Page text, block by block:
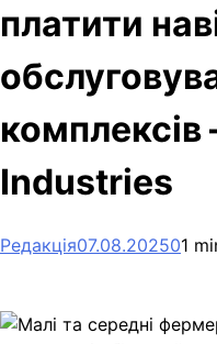
платити
Industries
Редакція07.08.202501